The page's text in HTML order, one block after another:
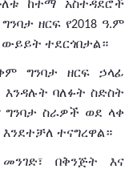
ከተማ
አስተዳደሮች
ግንባታ ዘርፍ የ2018 ዓ.ም
ውይይት ተደርጎበታል።
ግንባታ ዘርፍ
ኃላፊ
እንዳሉትባለፉት ስድስት
ግንባታ ስራዎች ወደ ላቀ
ተናግረዋል።
መንገድ፣ በቅንጅት
እና